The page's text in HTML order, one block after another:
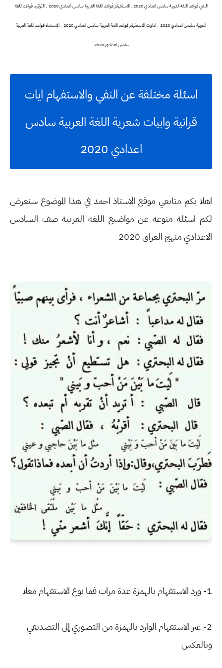
النفي قواعد اللغة العربية سادس اعدادي 2020 , الاستفهام قواعد اللغة العربية سادس اعدادي 2020 , التوكيد قواعد اللغة
العربية سادس اعدادي 2020 , اداوت الاستفهام قواعد اللغة العربية سادس اعدادي 2020 , الاستثناء قواعد اللغة العربية
سادس اعدادي 2020
اسئلة مختلفة عن النفي والاستفهام ايات
قرانية وابيات شعرية اللغة العربية سادس
اعدادي 2020
اهلا بكم متابعي موقع الاستاذ احمد في هذا الموضوع سنعرض
لكم اسئلة منوعه عن مواضيع اللغة العربية صف السادس
الاعدادي منهج العراق 2020
1- ورد الاستفهام بالهمزة عدة مرات فما نوع الاستفهام معلا
2- غير الاستفهام الوارد بالهمزة من التصوري إلى التصديقي
وبالعكس